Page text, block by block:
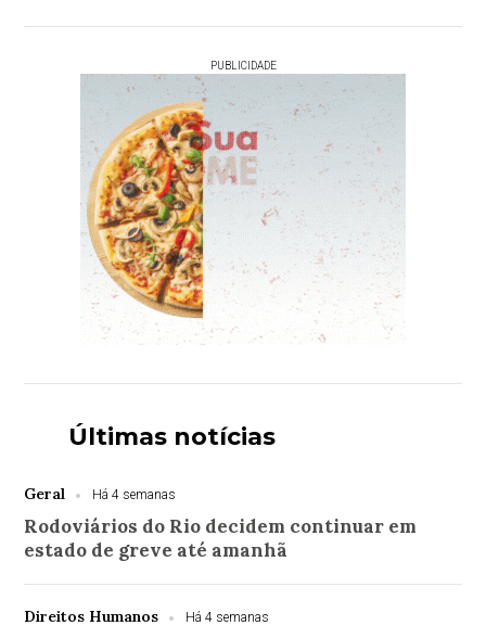
PUBLICIDADE
Últimas notícias
Geral Há 4 semanas
Rodoviários do Rio decidem continuar em
estado de greve até amanhã
Direitos Humanos Há 4 semanas